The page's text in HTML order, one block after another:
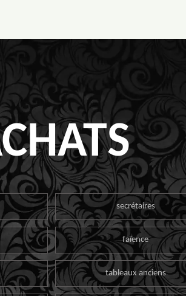
secrétaires
faïence
tableaux anciens